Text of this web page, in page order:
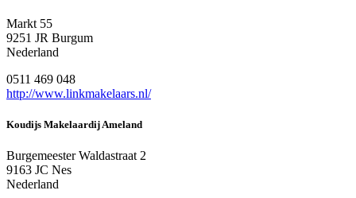
Markt 55
9251 JR Burgum
Nederland
0511 469 048
http://www.linkmakelaars.nl/
Koudijs Makelaardij Ameland
Burgemeester Waldastraat 2
9163 JC Nes
Nederland